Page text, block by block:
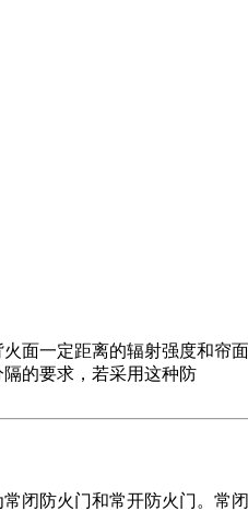
面一定距离的辐射强度和
的要求，若采用这种防
闭防火门和常开防火门。